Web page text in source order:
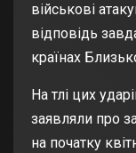
військові
відповідь
країнах
На тлі цих
заявляли про
на початку